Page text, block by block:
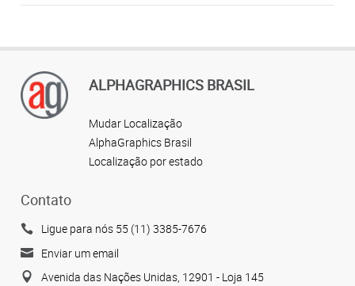
ALPHAGRAPHICS BRASIL
Mudar Localização
AlphaGraphics Brasil
Localização por estado
Contato
Ligue para nós 55 (11) 3385-7676
Enviar um email
Avenida das Nações Unidas, 12901 - Loja 145